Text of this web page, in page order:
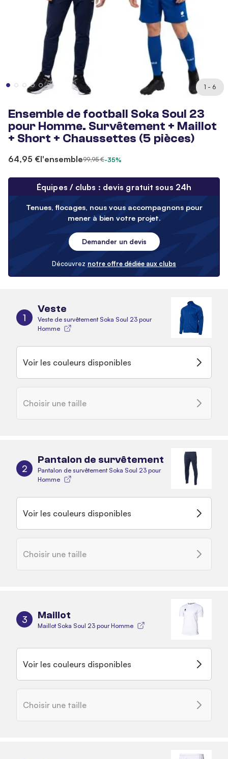
1 - 6
Ensemble de football Soka Soul 23
pour Homme. Survêtement + Maillot
+ Short + Chaussettes (5 pièces)
64,95 €l'ensemble99,95 €-35%
Équipes / clubs : devis gratuit sous 24h
Tenues, flocages, nous vous accompagnons pour
mener à bien votre projet.
Demander un devis
Découvrez notre offre dédiée aux clubs
1
Veste
Veste de survêtement Soka Soul 23 pour
Homme
Voir les couleurs disponibles
Choisir une taille
2
Pantalon de survêtement
Pantalon de survêtement Soka Soul 23 pour
Homme
Voir les couleurs disponibles
Choisir une taille
3 Maillot
Maillot Soka Soul 23 pour Homme
Voir les couleurs disponibles
Choisir une taille